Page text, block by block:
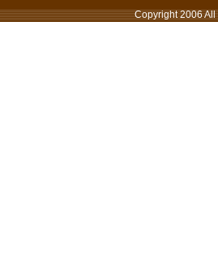
Copyright 2006